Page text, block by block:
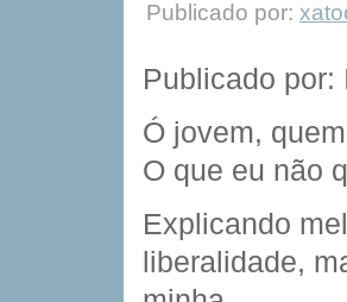
Publicado por:
Publicado por:
Ó jovem,
O que eu não
Explicando
liberalidade,